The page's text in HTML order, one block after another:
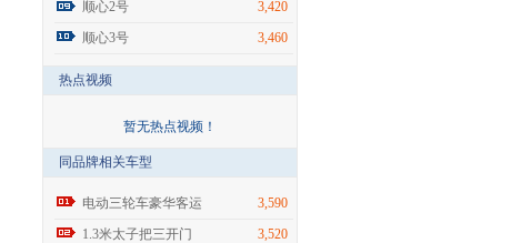
顺心2号
3,420
顺心3号
3,460
热点视频
暂无热点视频！
同品牌相关车型
电动三轮车豪华客运
3,590
1.3米太子把三开门
3,520